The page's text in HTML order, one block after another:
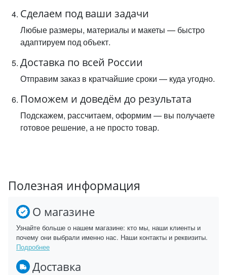
Сделаем под ваши задачи
Любые размеры, материалы и макеты — быстро
адаптируем под объект.
Доставка по всей России
Отправим заказ в кратчайшие сроки — куда угодно.
Поможем и доведём до результата
Подскажем, рассчитаем, оформим — вы получаете
готовое решение, а не просто товар.
Полезная информация
О магазине
Узнайте больше о нашем магазине: кто мы, наши клиенты и
почему они выбрали именно нас. Наши контакты и реквизиты.
Подробнее
Доставка